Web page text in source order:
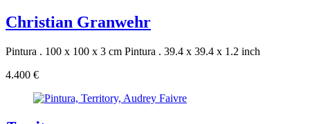
Christian Granwehr
Pintura . 100 x 100 x 3 cm Pintura . 39.4 x 39.4 x 1.2 inch
4.400 €